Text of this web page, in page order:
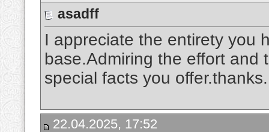
asadff
I appreciate the entirety you
base.Admiring the effort and
special facts you
22.04.2025, 17:52